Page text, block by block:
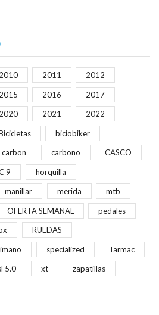
2010 2011 2012
2015 2016 2017
2020 2021 2022
biciobiker
carbon carbono CASCO
9 horquilla
manillar merida mtb
OFERTA SEMANAL pedales
RUEDAS
specialized Tarmac
5.0 xt zapatillas